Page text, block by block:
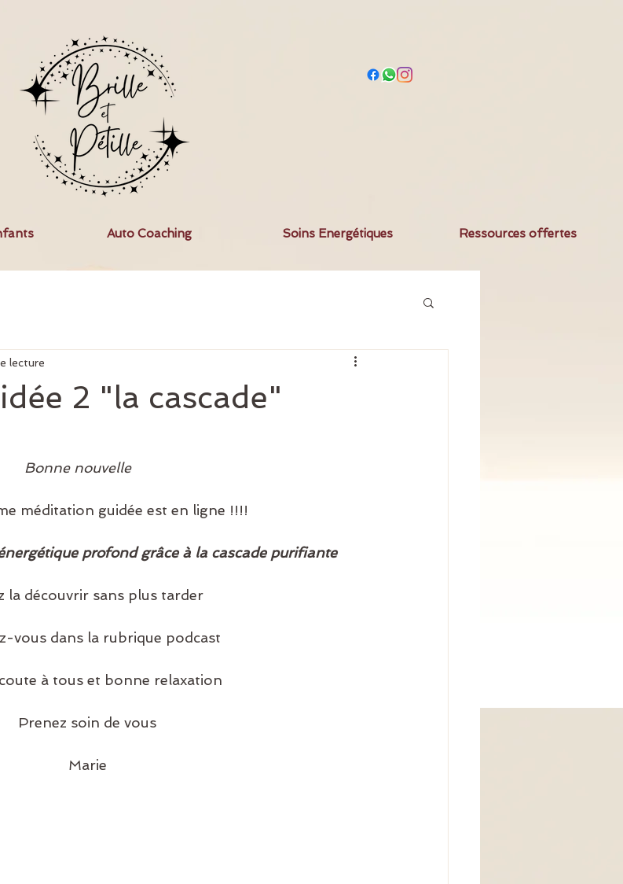
Auto Coaching Soins Energétiques Ressources offertes
2 "la cascade"
lecture
Bonne nouvelle
méditation guidée est en ligne !!!!
profond grâce à la cascade purifiante
la découvrir sans plus tarder
vous dans la rubrique podcast
écoute à tous et bonne relaxation
     Prenez soin de vous
     Marie